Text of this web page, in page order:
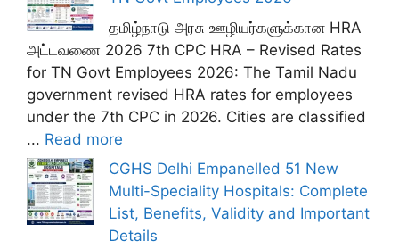
தமிழ்நாடு அரசு ஊழியர்களுக்கான HRA
அட்டவணை 2026 7th CPC HRA – Revised Rates
for TN Govt Employees 2026: The Tamil Nadu
government revised HRA rates for employees
under the 7th CPC in 2026. Cities are classified
... Read more
CGHS Delhi Empanelled 51 New
Multi-Speciality Hospitals: Complete
List, Benefits, Validity and Important
Details